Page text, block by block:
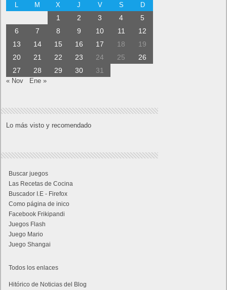
M X J V S D
1 2 3 4
5
6
7 8 9 10 11
12
13
14 15 16 17 18
19
20
21 22 23 24 25
26
27
28 29 30 31
« Nov Ene »
Lo más visto y recomendado
Buscar juegos
Las Recetas de Cocina
Buscador I.E - Firefox
Como página de inico
Facebook Frikipandi
Juegos Flash
Juego Mario
Juego Shangai
Todos los enlaces
Hitórico de Noticias del Blog